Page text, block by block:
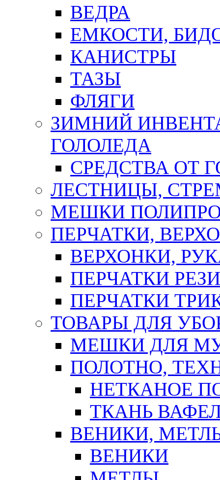
ВЕДРА
ЕМКОСТИ,
КАНИСТРЫ
ТАЗЫ
ФЛЯГИ
ЗИМНИЙ
ГОЛОЛЕДА
СРЕДСТВА ОТ
ЛЕСТНИЦЫ,
МЕШКИ
ПЕРЧАТКИ,
ВЕРХОНКИ,
ПЕРЧАТКИ
ПЕРЧАТКИ
ТОВАРЫ ДЛЯ
МЕШКИ ДЛЯ
ПОЛОТНО,
НЕТКАНОЕ
ТКАНЬ
ВЕНИКИ,
ВЕНИКИ